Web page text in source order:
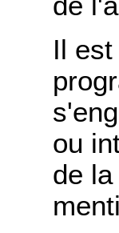
Il
ou
de